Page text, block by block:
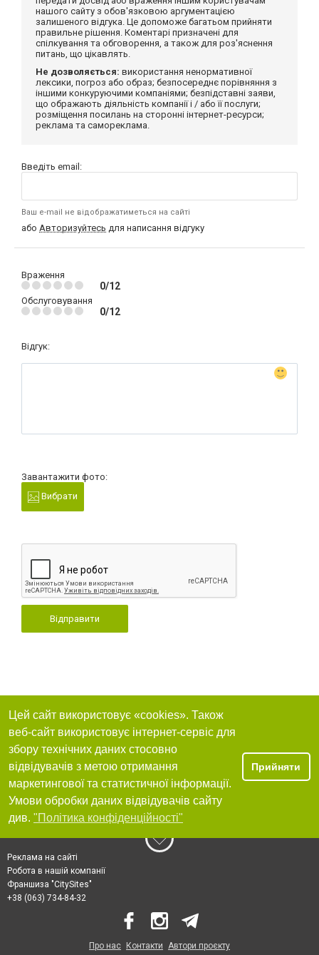
нашого сайту з обов'язковою аргументацією
залишеного відгука. Це допоможе багатьом прийняти
правильне рішення. Коментарі призначені для
спілкування та обговорення, а також для роз'яснення
питань, що цікавлять.
Не дозволяється: використання ненормативної
лексики, погроз або образ; безпосереднє порівняння з
іншими конкуруючими компаніями; безпідставні заяви,
що ображають діяльність компанії і / або її послуги;
розміщення посилань на сторонні інтернет-ресурси;
реклама та самореклама.
Введіть email:
Ваш e-mail не відображатиметься на сайті
або Авторизуйтесь для написання відгуку
Враження
0/12
Обслуговування
0/12
Відгук:
Завантажити фото:
Вибрати
Відправити
Цей сайт використовує «cookies». Також
веб-сайт використовує інтернет-сервіс для
збору технічних даних стосовно
відвідувачів з метою отримання
маркетингової та статистичної інформації.
Умови обробки даних відвідувачів сайту
див. "Політика конфіденційності"
Прийняти
Реклама на сайті
Робота в нашій компанії
Франшиза "CitySites"
+38 (063) 734-84-32
Про нас Контакти Автори проєкту